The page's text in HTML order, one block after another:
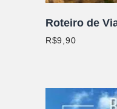
Roteiro de
R$9,90